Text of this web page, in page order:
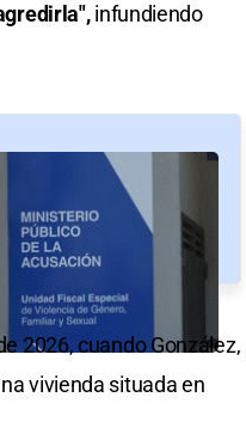
infundiendo
2026, cuando González,
vivienda situada en